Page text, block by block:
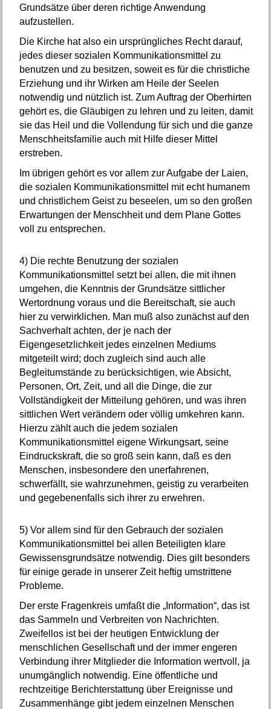
Grundsätze über deren richtige Anwendung
aufzustellen.
Die Kirche hat also ein ursprüngliches Recht darauf,
jedes dieser sozialen Kommunikationsmittel zu
benutzen und zu besitzen, soweit es für die christliche
Erziehung und ihr Wirken am Heile der Seelen
notwendig und nützlich ist. Zum Auftrag der Oberhirten
gehört es, die Gläubigen zu lehren und zu leiten, damit
sie das Heil und die Vollendung für sich und die ganze
Menschheitsfamilie auch mit Hilfe dieser Mittel
erstreben.
Im übrigen gehört es vor allem zur Aufgabe der Laien,
die sozialen Kommunikationsmittel mit echt humanem
und christlichem Geist zu beseelen, um so den großen
Erwartungen der Menschheit und dem Plane Gottes
voll zu entsprechen.
4)Die rechte Benutzung der sozialen
Kommunikationsmittel setzt bei allen, die mit ihnen
umgehen, die Kenntnis der Grundsätze sittlicher
Wertordnung voraus und die Bereitschaft, sie auch
hier zu verwirklichen. Man muß also zunächst auf den
Sachverhalt achten, der je nach der
Eigengesetzlichkeit jedes einzelnen Mediums
mitgeteilt wird; doch zugleich sind auch alle
Begleitumstände zu berücksichtigen, wie Absicht,
Personen, Ort, Zeit, und all die Dinge, die zur
Vollständigkeit der Mitteilung gehören, und was ihren
sittlichen Wert verändern oder völlig umkehren kann.
Hierzu zählt auch die jedem sozialen
Kommunikationsmittel eigene Wirkungsart, seine
Eindruckskraft, die so groß sein kann, daß es den
Menschen, insbesondere den unerfahrenen,
schwerfällt, sie wahrzunehmen, geistig zu verarbeiten
und gegebenenfalls sich ihrer zu erwehren.
5)Vor allem sind für den Gebrauch der sozialen
Kommunikationsmittel bei allen Beteiligten klare
Gewissensgrundsätze notwendig. Dies gilt besonders
für einige gerade in unserer Zeit heftig umstrittene
Probleme.
Der erste Fragenkreis umfaßt die „Information“, das ist
das Sammeln und Verbreiten von Nachrichten.
Zweifellos ist bei der heutigen Entwicklung der
menschlichen Gesellschaft und der immer engeren
Verbindung ihrer Mitglieder die Information wertvoll, ja
unumgänglich notwendig. Eine öffentliche und
rechtzeitige Berichterstattung über Ereignisse und
Zusammenhänge gibt jedem einzelnen Menschen